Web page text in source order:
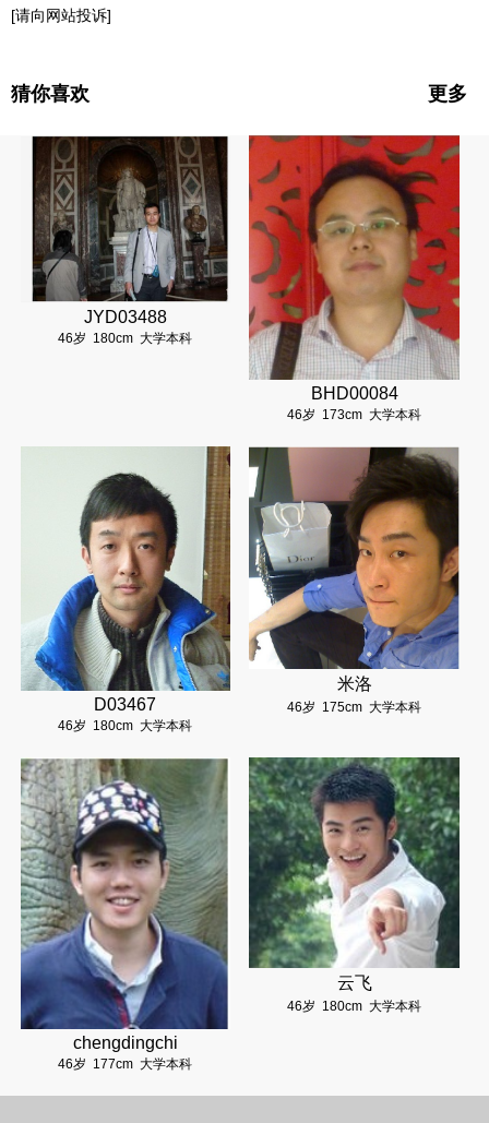
[请向网站投诉]
猜你喜欢 更多
JYD03488
46岁 180cm 大学本科
BHD00084
46岁 173cm 大学本科
D03467
46岁 180cm 大学本科
米洛
46岁 175cm 大学本科
chengdingchi
46岁 177cm 大学本科
云飞
46岁 180cm 大学本科